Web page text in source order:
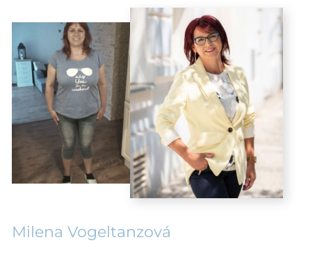
Milena Vogeltanzová